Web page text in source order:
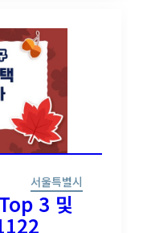
서울특별시
3 및